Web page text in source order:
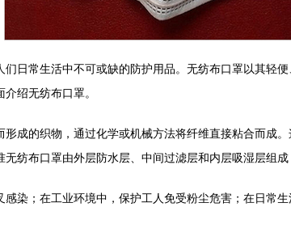
日常生活中不可或缺的防护用品。无纺布口罩以其轻
绍无纺布口罩。
成的织物，通过化学或机械方法将纤维直接粘合而成
纺布口罩由外层防水层、中间过滤层和内层吸湿层组成
染；在工业环境中，保护工人免受粉尘危害；在日常